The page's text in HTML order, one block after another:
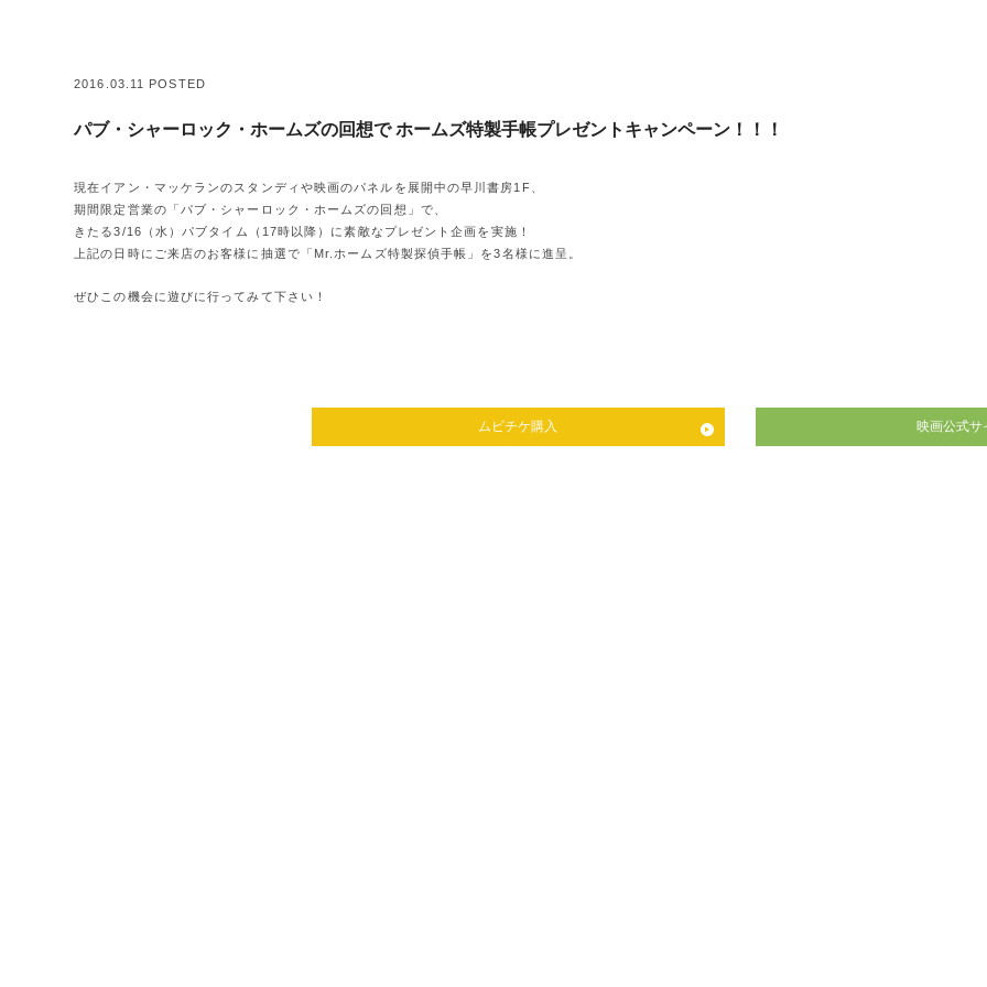
2016.03.11 POSTED
パブ・シャーロック・ホームズの回想で ホームズ特製手帳プレゼントキャンペーン！！！
現在イアン・マッケランのスタンディや映画のパネルを展開中の早川書房1F、
期間限定営業の「パブ・シャーロック・ホームズの回想」で、
きたる3/16（水）パブタイム（17時以降）に素敵なプレゼント企画を実施！
上記の日時にご来店のお客様に抽選で「Mr.ホームズ特製探偵手帳」を3名様に進呈。
ぜひこの機会に遊びに行ってみて下さい！
ムビチケ購入 映画公式サ